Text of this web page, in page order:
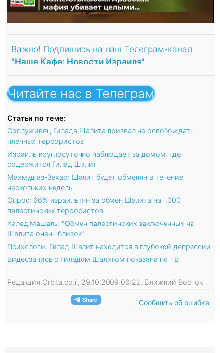
Важно! Подпишись на наш Телеграм-канал
"Наше Кафе: Новости Израиля"
Читайте нас в Телеграм
Статьи по теме:
Сослуживец Гилада Шалита призвал не освобождать
пленных террористов
Израиль круглосуточно наблюдает за домом, где
содержится Гилад Шалит
Махмуд аз-Захар: Шалит будет обменян в течение
нескольких недель
Опрос: 66% израильтян за обмен Шалита на 1.000
палестинских террористов
Халед Машаль: "Обмен палестинских заключенных на
Шалита очень близок"
Психологи: Гилад Шалит находится в глубокой депрессии
Видеозапись с Гиладом Шалитом показана по ТВ
Редакция Orbita.co.il, 29.10.2009 06:22, Ближний Восток
Сообщить об ошибке